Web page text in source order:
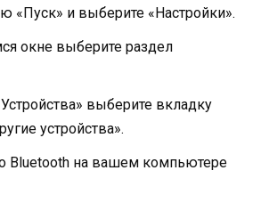
«Пуск» и выберите «Настройки».
окне выберите раздел
выберите вкладку
устройства».
Bluetooth на вашем компьютере